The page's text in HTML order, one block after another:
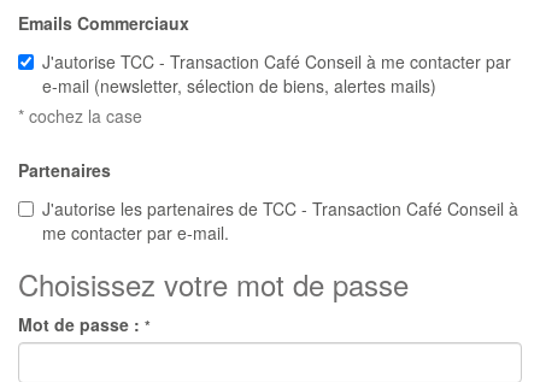
Emails Commerciaux
J'autorise TCC - Transaction Café Conseil à me contacter par
e-mail (newsletter, sélection de biens, alertes mails)
* cochez la case
Partenaires
J'autorise les partenaires de TCC - Transaction Café Conseil à
me contacter par e-mail.
Choisissez votre mot de passe
Mot de passe : *